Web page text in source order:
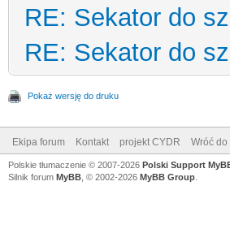
RE: Sekator do
RE: Sekator do
Pokaż wersję do druku
Ekipa forum Kontakt projekt CYDR Wróć do
Polskie tłumaczenie © 2007-2026 Polski Support
Silnik forum MyBB , © 2002-2026 MyBB Group